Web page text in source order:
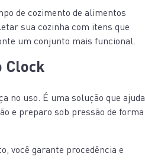
de cozimento de alimentos
sua cozinha com itens que
um conjunto mais funcional.
Clock
no uso. É uma solução que ajuda
e preparo sob pressão de forma
você garante procedência e